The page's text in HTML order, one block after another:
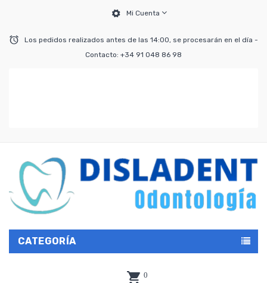
Mi Cuenta
Los pedidos realizados antes de las 14:00, se procesarán en el día -
Contacto: +34 91 048 86 98
CATEGORÍA
0